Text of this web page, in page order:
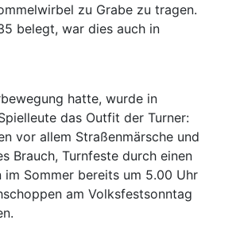
zu Grabe zu tragen.
belegt, war dies auch in
hatte, wurde in
das Outfit der Turner:
vor allem Straßenmärsche und
Brauch, Turnfeste durch einen
Sommer bereits um 5.00 Uhr
am Volksfestsonntag